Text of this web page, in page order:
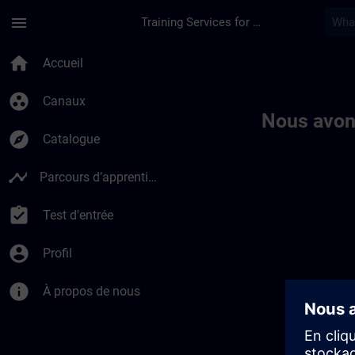
menu Training Services for Digital Industries
home Accueil
group_work Canaux
explore Catalogue
timeline Parcours d’apprentissage
assignment_turned_in Test d'entrée
account_circle Profil
info À propos de nous
Nous